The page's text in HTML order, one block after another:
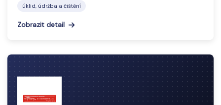
úklid, údržba a čištění
Zobrazit detail